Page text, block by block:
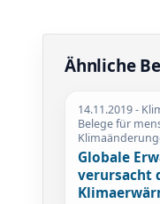
Ähnliche
14.11.2019-
Belege für
Globale
verursacht